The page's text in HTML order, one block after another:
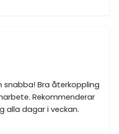
Bra återkoppling
Rekommenderar
alla dagar i veckan.